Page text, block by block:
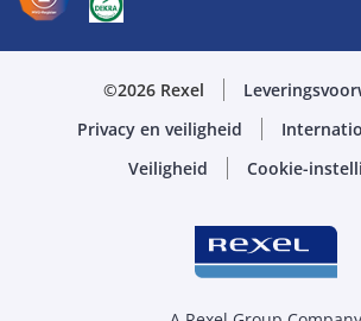
©2026 Rexel
Privacy en veiligheid
Veiligheid Cookie-